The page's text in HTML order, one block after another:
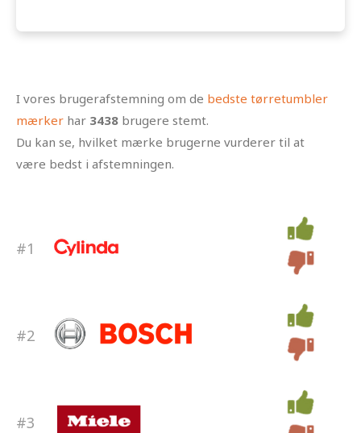
I vores brugerafstemning om de bedste tørretumbler
mærker har 3438 brugere stemt.
Du kan se, hvilket mærke brugerne vurderer til at
være bedst i afstemningen.
#1
#2
#3